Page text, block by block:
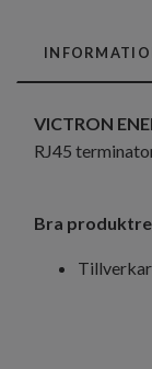
VICTRON
RJ45
Bra